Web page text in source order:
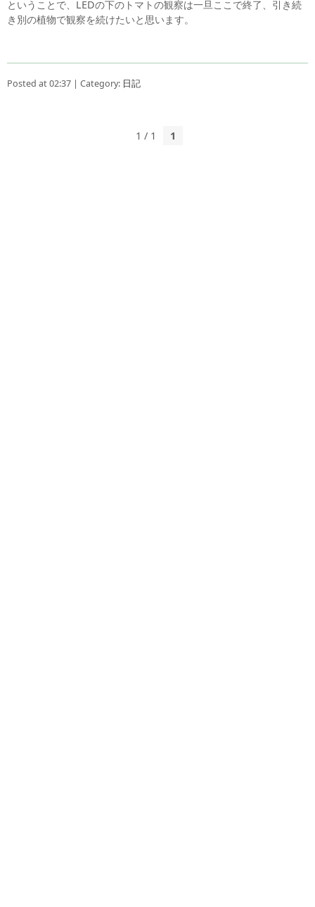
ということで、LEDの下のトマトの観察は一旦ここで終了、引き続
き別の植物で観察を続けたいと思います。
Posted at 02:37 | Category: 日記
1 / 1 1